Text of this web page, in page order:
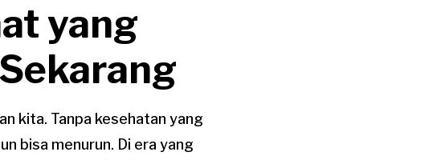
yang
kita. Tanpa kesehatan yang
bisa menurun. Di era yang